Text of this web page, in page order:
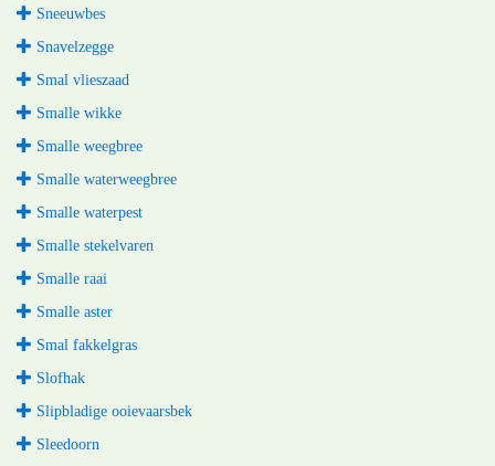
Sneeuwbes
Snavelzegge
Smal vlieszaad
Smalle wikke
Smalle weegbree
Smalle waterweegbree
Smalle waterpest
Smalle stekelvaren
Smalle raai
Smalle aster
Smal fakkelgras
Slofhak
Slipbladige ooievaarsbek
Sleedoorn